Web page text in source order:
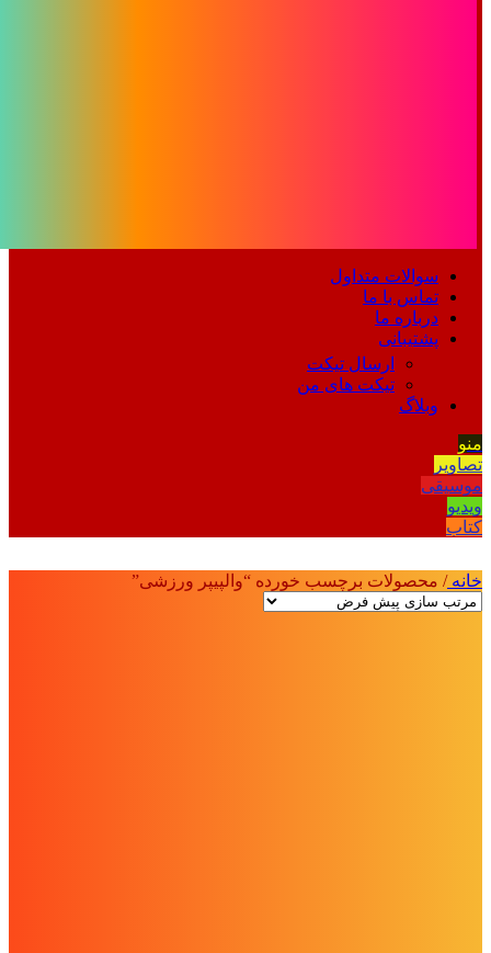
سوالات متداول
تماس با ما
درباره ما
پشتیبانی
ارسال تیکت
تیکت های من
وبلاگ
منو
تصاویر
موسیقی
ویدیو
کتاب
خانه/ محصولات برچسب خورده “والپیپر ورزشی”